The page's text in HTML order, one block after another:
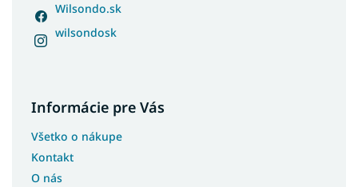
Wilsondo.sk
wilsondosk
Informácie pre Vás
Všetko o nákupe
Kontakt
O nás